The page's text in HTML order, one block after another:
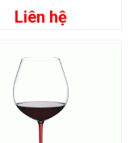
Liên hệ